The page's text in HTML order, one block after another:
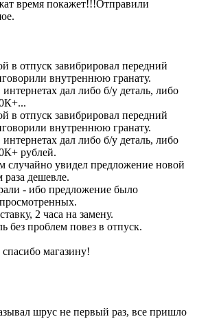
время покажет!!!Отправили
в отпуск завибрировал передний
внутреннюю гранату.
дал либо б/у деталь, либо
в отпуск завибрировал передний
внутреннюю гранату.
дал либо б/у деталь, либо
рублей.
случайно увидел предложение новой
дешевле.
- ибо предложение было
2 часа на замену.
без проблем повез в отпуск.
магазину!
шрус не первый раз, все пришло